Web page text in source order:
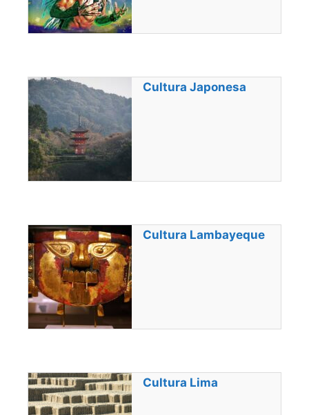
Cultura Japonesa
Cultura Lambayeque
Cultura Lima